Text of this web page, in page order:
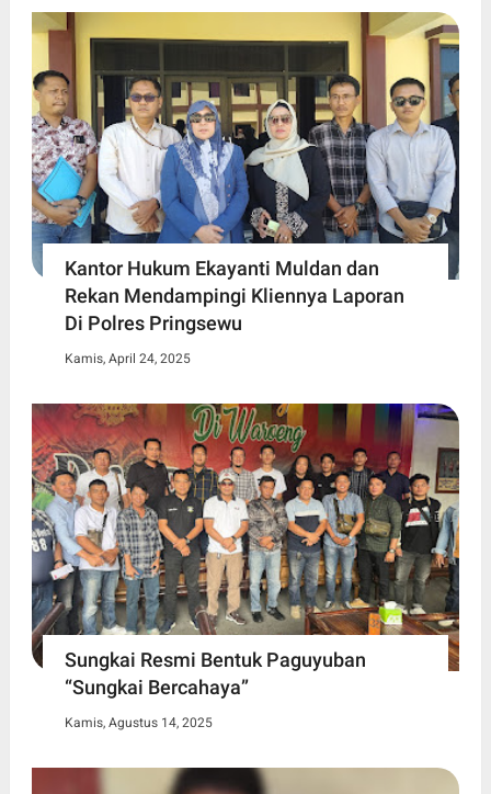
Kantor Hukum Ekayanti Muldan dan
Rekan Mendampingi Kliennya Laporan
Di Polres Pringsewu
Kamis, April 24, 2025
Sungkai Resmi Bentuk Paguyuban
“Sungkai Bercahaya”
Kamis, Agustus 14, 2025